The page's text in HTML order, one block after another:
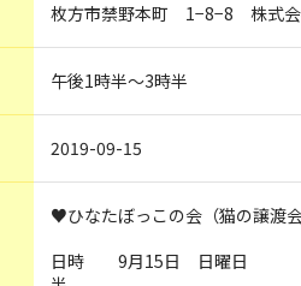
枚方市禁野本町 1−8−8 株式会
午後1時半〜3時半
2019-09-15
♥ひなたぼっこの会（猫の譲渡
日時 9月15日 日